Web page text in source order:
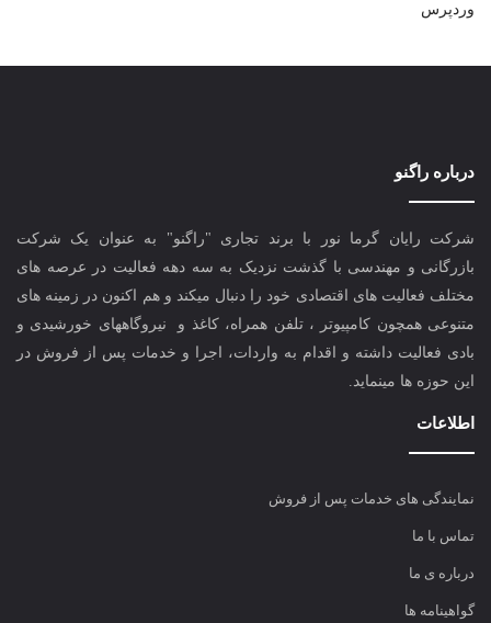
وردپرس
درباره راگنو
شرکت رایان گرما نور با برند تجاری "راگنو" به عنوان یک شرکت
بازرگانی و مهندسی با گذشت نزدیک به سه دهه فعالیت در عرصه های
مختلف فعالیت های اقتصادی خود را دنبال میکند و هم اکنون در زمینه های
متنوعی همچون کامپیوتر ، تلفن همراه، کاغذ و نیروگاههای خورشیدی و
بادی فعالیت داشته و اقدام به واردات، اجرا و خدمات پس از فروش در
این حوزه ها مینماید.
اطلاعات
نمایندگی های خدمات پس از فروش
تماس با ما
درباره ی ما
گواهینامه ها